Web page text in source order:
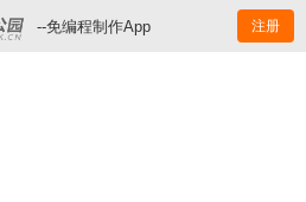
--免编程制作App 注册